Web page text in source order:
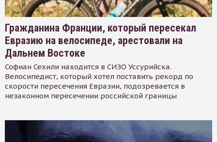
Гражданина Франции, который пересекал
Евразию на велосипеде, арестовали на
Дальнем Востоке
Софиан Сехили находится в СИЗО Уссурийска.
Велосипедист, который хотел поставить рекорд по
скорости пересечения Евразии, подозревается в
незаконном пересечении российской границы